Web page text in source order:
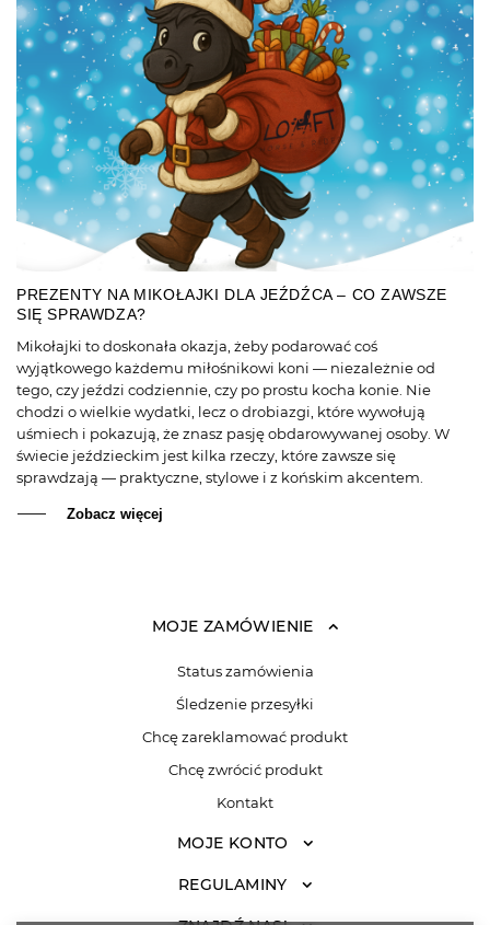
PREZENTY NA MIKOŁAJKI DLA JEŹDŹCA – CO ZAWSZE
SIĘ SPRAWDZA?
Mikołajki to doskonała okazja, żeby podarować coś
wyjątkowego każdemu miłośnikowi koni — niezależnie od
tego, czy jeździ codziennie, czy po prostu kocha konie. Nie
chodzi o wielkie wydatki, lecz o drobiazgi, które wywołują
uśmiech i pokazują, że znasz pasję obdarowywanej osoby. W
świecie jeździeckim jest kilka rzeczy, które zawsze się
sprawdzają — praktyczne, stylowe i z końskim akcentem.
Zobacz więcej
MOJE ZAMÓWIENIE
Status zamówienia
Śledzenie przesyłki
Chcę zareklamować produkt
Chcę zwrócić produkt
Kontakt
MOJE KONTO
REGULAMINY